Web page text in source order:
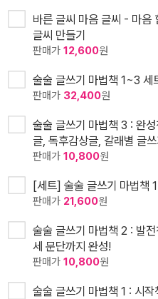
바른 글씨 마음 글씨 - 마음
글씨 만들기
판매가 12,600원
술술 글쓰기 마법책 1~3 세
판매가 32,400원
술술 글쓰기 마법책 3 : 완
글, 독후감상글, 갈래별 글
판매가 10,800원
[세트] 술술 글쓰기 마법책
판매가 21,600원
술술 글쓰기 마법책 2 : 발
세 문단까지 완성!
판매가 10,800원
술술 글쓰기 마법책 1 : 시